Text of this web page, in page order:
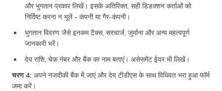
और भुगतान प्रकार लिखें। इसके अतिरिक्त, सही डिडक्शन कर्ताओं को
निर्दिष्ट करना न भूलें - कंपनी या गैर-कंपनी।
भुगतान विवरण जैसे इनकम टैक्स, सरचार्ज, जुर्माना और अन्य महत्वपूर्ण
जानकारी भरें।
देय राशि, चेक नंबर और बैंक का नाम बताएं। असेसमेंट ईयर भी लिखें।
चरण 4: अपने नजदीकी बैंक में जाएं और देय टीडीएस के साथ विधिवत भरा हुआ फॉर्म
जमा करें।